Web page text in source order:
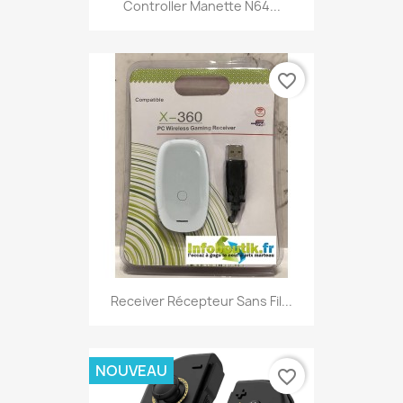
Controller Manette N64...
Receiver Récepteur Sans Fil...
favorite_border
NOUVEAU favorite_border